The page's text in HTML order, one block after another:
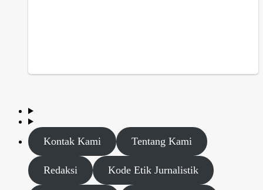
Kontak Kami Tentang Kami
Redaksi Kode Etik Jurnalistik